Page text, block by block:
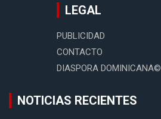
LEGAL
PUBLICIDAD
CONTACTO
DIASPORA DOMINICANA©
NOTICIAS RECIENTES